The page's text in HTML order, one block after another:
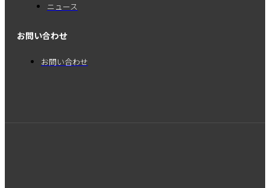
ニュース
お問い合わせ
お問い合わせ